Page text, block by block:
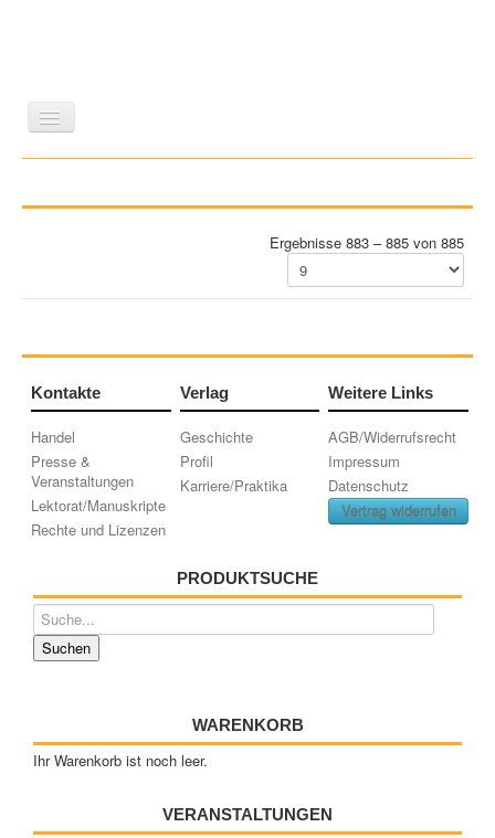
GESCHICHTE
WISSENSCHAFT
REIHEN
ZEITSCHRIFTEN/VERZEICHNISSEErgebnisse 883 – 885 von 885
Kontakte
Handel
Presse &
Veranstaltungen
Lektorat/Manuskripte
Rechte und Lizenzen
Verlag
Geschichte
Profil
Karriere/Praktika
Weitere Links
AGB/Widerrufsrecht
Impressum
Datenschutz
Vertrag widerrufen
PRODUKTSUCHE
WARENKORB
Ihr Warenkorb ist noch leer.
VERANSTALTUNGEN